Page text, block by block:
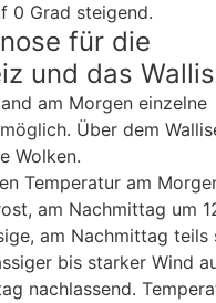
0 Grad steigend.
für die
und das Wallis
am Morgen einzelne
Über dem
Wolken.
Temperatur am
am Nachmittag um
am Nachmittag teils
bis starker Wind
nachlassend.